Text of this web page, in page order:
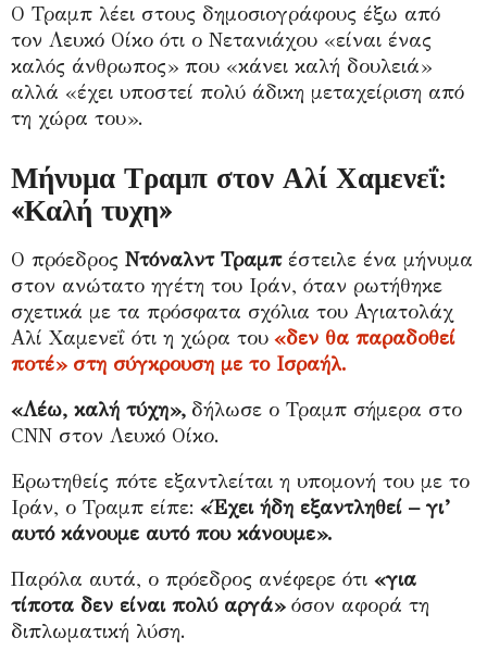
Ο Τραμπ λέει στους δημοσιογράφους έξω από
τον Λευκό Οίκο ότι ο Νετανιάχου «είναι ένας
καλός άνθρωπος» που «κάνει καλή δουλειά»
αλλά «έχει υποστεί πολύ άδικη μεταχείριση από
τη χώρα του».
Μήνυμα Τραμπ στον Αλί Χαμενεΐ:
«Καλή τυχη»
Ο πρόεδρος Ντόναλντ Τραμπ έστειλε ένα μήνυμα
στον ανώτατο ηγέτη του Ιράν, όταν ρωτήθηκε
σχετικά με τα πρόσφατα σχόλια του Αγιατολάχ
Αλί Χαμενεΐ ότι η χώρα του «δεν θα παραδοθεί
ποτέ» στη σύγκρουση με το Ισραήλ.
«Λέω, καλή τύχη», δήλωσε ο Τραμπ σήμερα στο
CNN στον Λευκό Οίκο.
Ερωτηθείς πότε εξαντλείται η υπομονή του με το
Ιράν, ο Τραμπ είπε: «Έχει ήδη εξαντληθεί – γι’
αυτό κάνουμε αυτό που κάνουμε».
Παρόλα αυτά, ο πρόεδρος ανέφερε ότι «για
τίποτα δεν είναι πολύ αργά»όσον αφορά τη
διπλωματική λύση.